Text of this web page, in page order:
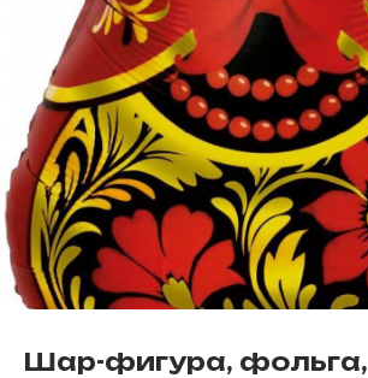
Шар-фигура, фольга,